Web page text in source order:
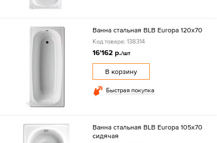
Ванна стальная BLB Europa 120х70
Код товара: 138314
16'162 р./шт
В корзину
Быстрая покупка
Ванна стальная BLB Europa 105х70
сидячая